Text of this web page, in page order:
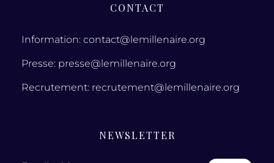
CONTACT
Information: contact@lemillenaire.org
Presse: presse@lemillenaire.org
Recrutement: recrutement@lemillenaire.org
NEWSLETTER